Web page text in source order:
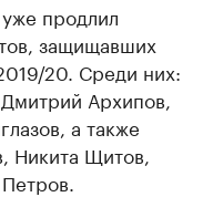
продлил
защищавших
20. Среди них:
Архипов,
а также
Никита Щитов,